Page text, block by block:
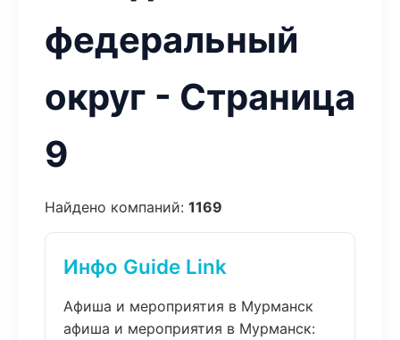
федеральный
округ - Страница
9
Найдено компаний: 1169
Инфо Guide Link
Афиша и мероприятия в Мурманск
афиша и мероприятия в Мурманск: